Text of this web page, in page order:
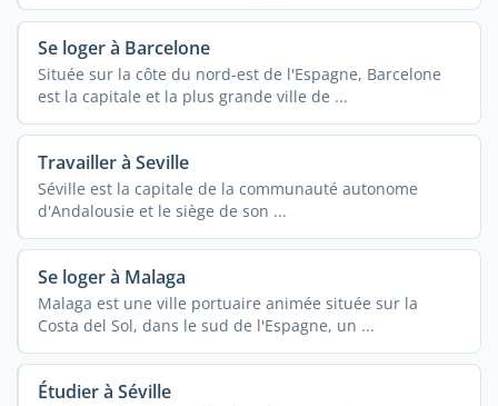
Se loger à Barcelone
Située sur la côte du nord-est de l'Espagne, Barcelone
est la capitale et la plus grande ville de ...
Travailler à Seville
Séville est la capitale de la communauté autonome
d'Andalousie et le siège de son ...
Se loger à Malaga
Malaga est une ville portuaire animée située sur la
Costa del Sol, dans le sud de l'Espagne, un ...
Étudier à Séville